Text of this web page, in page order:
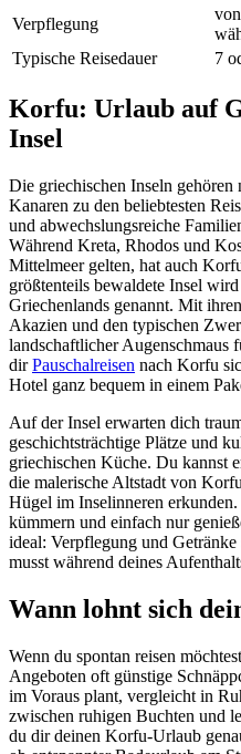
Verpflegung
Typische Reisedauer
7
Korfu: Urlaub auf
Insel
Die griechischen Inseln gehören
Kanaren zu den beliebtesten
und abwechslungsreiche
Während Kreta, Rhodos und
Mittelmeer gelten, hat auch
größtenteils bewaldete Insel
Griechenlands genannt. Mit
Akazien und den typischen
landschaftlicher Augenschmaus
dirPauschalreisen nach Korfu
Hotel ganz bequem in einem
Auf der Insel erwarten dich
geschichtsträchtige Plätze und
griechischen Küche. Du kannst
die malerische Altstadt von
Hügel im Inselinneren
kümmern und einfach nur
ideal: Verpflegung und
musst während deines
Wann lohnt sich
Wenn du spontan reisen
Angeboten oft günstige
im Voraus plant, vergleicht in
zwischen ruhigen Buchten und
du dir deinen Korfu-Urlaub